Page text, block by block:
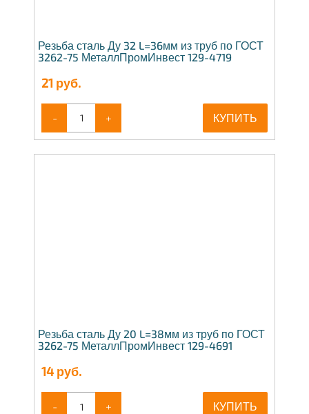
Резьба сталь Ду 32 L=36мм из труб по ГОСТ
3262-75 МеталлПромИнвест 129-4719
21 руб.
- + КУПИТЬ
Резьба сталь Ду 20 L=38мм из труб по ГОСТ
3262-75 МеталлПромИнвест 129-4691
14руб.
- + КУПИТЬ